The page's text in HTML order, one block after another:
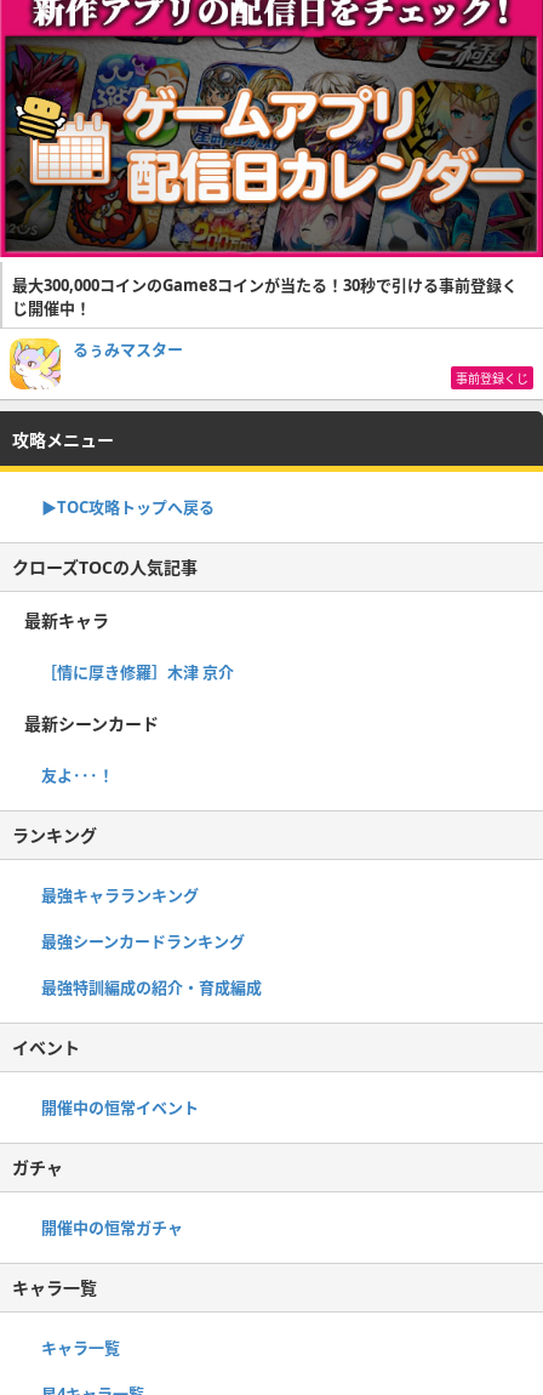
最大300,000コインのGame8コインが当たる！30秒で引ける事前登録く
じ開催中！
るぅみマスター
事前登録くじ
攻略メニュー
▶TOC攻略トップへ戻る
クローズTOCの人気記事
最新キャラ
［情に厚き修羅］木津 京介
最新シーンカード
友よ･･･！
ランキング
最強キャラランキング
最強シーンカードランキング
最強特訓編成の紹介・育成編成
イベント
開催中の恒常イベント
ガチャ
開催中の恒常ガチャ
キャラ一覧
キャラ一覧